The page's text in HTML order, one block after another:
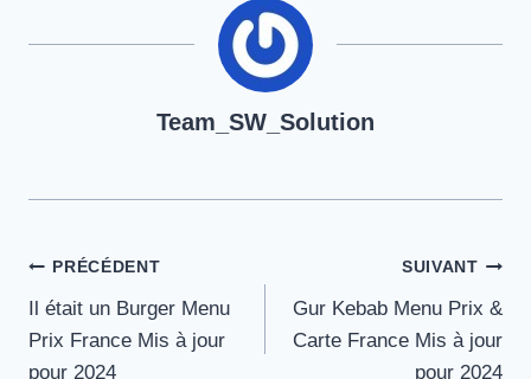
Team_SW_Solution
Navigation
de
PRÉCÉDENT
Il était un Burger Menu
Prix France Mis à jour
pour 2024
SUIVANT
Gur Kebab Menu Prix &
Carte France Mis à jour
pour 2024